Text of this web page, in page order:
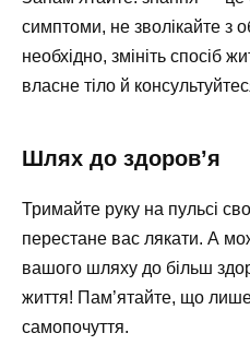
симптоми, не зволікайте з
необхідно, змініть спосіб
власне тіло й
Шлях до здоров’я
Тримайте руку на пульсі
перестане вас лякати. А
вашого шляху до більш
життя! Пам’ятайте, що лише
самопочуття.